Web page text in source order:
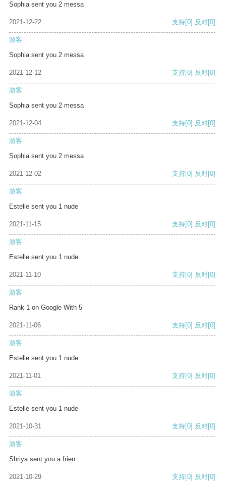
Sophia sent you 2 messa
2021-12-22 支持[0] 反对[0]
游客
Sophia sent you 2 messa
2021-12-12 支持[0] 反对[0]
游客
Sophia sent you 2 messa
2021-12-04 支持[0] 反对[0]
游客
Sophia sent you 2 messa
2021-12-02 支持[0] 反对[0]
游客
Estelle sent you 1 nude
2021-11-15 支持[0] 反对[0]
游客
Estelle sent you 1 nude
2021-11-10 支持[0] 反对[0]
游客
Rank 1 on Google With 5
2021-11-06 支持[0] 反对[0]
游客
Estelle sent you 1 nude
2021-11-01 支持[0] 反对[0]
游客
Estelle sent you 1 nude
2021-10-31 支持[0] 反对[0]
游客
Shriya sent you a frien
2021-10-29 支持[0] 反对[0]